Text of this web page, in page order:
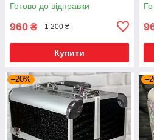
Готово до відправки
960 ₴ 1 200 ₴
Купити
–20%